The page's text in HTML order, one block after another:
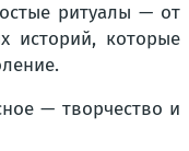
ритуалы — от
историй, которые
— творчество и